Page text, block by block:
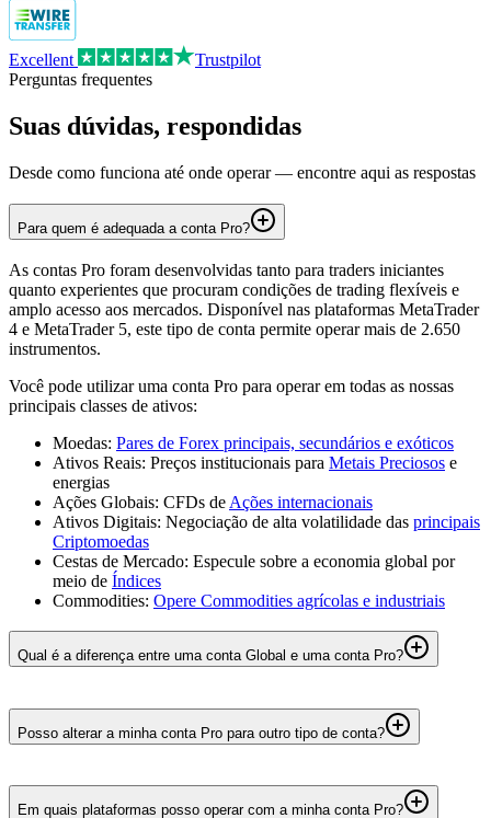
Excellent
Trustpilot
Perguntas frequentes
Suas dúvidas, respondidas
Desde como funciona até onde operar — encontre aqui as respostas
Para quem é adequada a conta Pro?
As contas Pro foram desenvolvidas tanto para traders iniciantes
quanto experientes que procuram condições de trading flexíveis e
amplo acesso aos mercados. Disponível nas plataformas MetaTrader
4 e MetaTrader 5, este tipo de conta permite operar mais de 2.650
instrumentos.
Você pode utilizar uma conta Pro para operar em todas as nossas
principais classes de ativos:
Moedas: Pares de Forex principais, secundários e exóticos
Ativos Reais: Preços institucionais para Metais Preciosos e
energias
Ações Globais: CFDs de Ações internacionais
Ativos Digitais: Negociação de alta volatilidade das principais
Criptomoedas
Cestas de Mercado: Especule sobre a economia global por
meio de Índices
Commodities: Opere Commodities agrícolas e industriais
Qual é a diferença entre uma conta Global e uma conta Pro?
adequada para a maioria dos estilos de trading, oferecendo acesso a
todos os instrumentos disponíveis com spreads competitivos e
estruturas de preços mais competitivas e maior controle sobre os
Posso alterar a minha conta Pro para outro tipo de conta?
alterada. No entanto, pode abrir contas de trading adicionais
diretamente através do seu portal do cliente caso queira experimentar
Em quais plataformas posso operar com a minha conta Pro?